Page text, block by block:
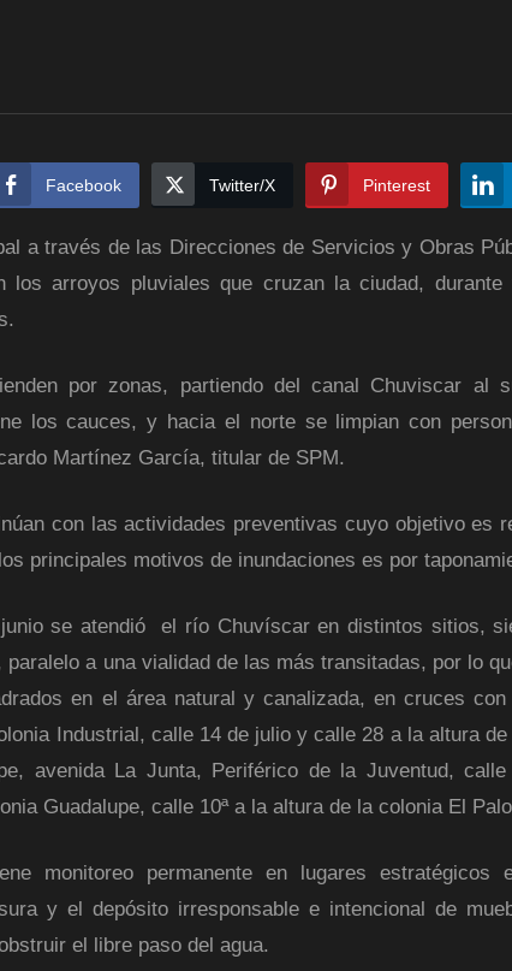
Facebook Twitter/X Pinterest
a través de las Direcciones de Servicios y Obras
los arroyos pluviales que cruzan la ciudad,
por zonas, partiendo del canal Chuviscar al
los cauces, y hacia el norte se limpian con
Martínez García, titular de SPM.
con las actividades preventivas cuyo objetivo es
principales motivos de inundaciones es por
se atendió el río Chuvíscar en distintos sitios,
paralelo a una vialidad de las más transitadas, por lo
en el área natural y canalizada, en cruces
Industrial, calle 14 de julio y calle 28 a la altura
avenida La Junta, Periférico de la Juventud,
Guadalupe, calle 10ª a la altura de la colonia El
monitoreo permanente en lugares
y el depósito irresponsable e intencional de
el libre paso del agua.